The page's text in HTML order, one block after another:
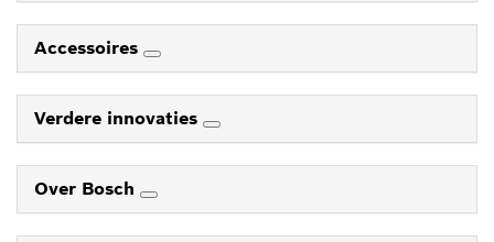
Accessoires
Verdere innovaties
Over Bosch